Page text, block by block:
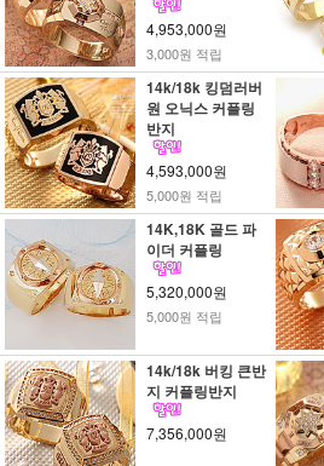
4,953,000원
3,000원 적립
14k/18k 킹덤러버
원 오닉스 커플링
반지
4,593,000원
5,000원 적립
14K,18K 골드 파
이더 커플링
5,320,000원
5,000원 적립
14k/18k 버킹 큰반
지 커플링반지
7,356,000원